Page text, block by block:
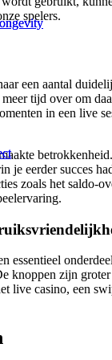
spelers.
een aantal
tijd over om
in een live
je eerder succes
zoals het saldo-
essentieel
knoppen zijn
live casino, een